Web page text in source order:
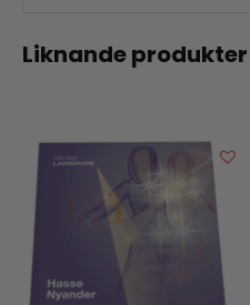
Liknande produkter